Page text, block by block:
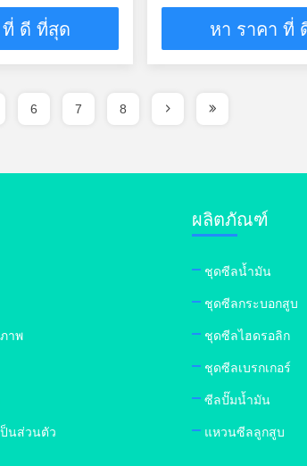
ที่ ดี ที่สุด
ลินเดอร์ไฮดรอลิก
หา ราคา ที่
6 7 8
าพ
นส่วนตัว
ผลิตภัณฑ์
ชุดซีลน้ำมัน
ชุดซีลกระบอกสูบ
ชุดซีลไฮดรอลิก
ชุดซีลเบรกเกอร์
ซีลปั๊มน้ำมัน
แหวนซีลลูกสูบ